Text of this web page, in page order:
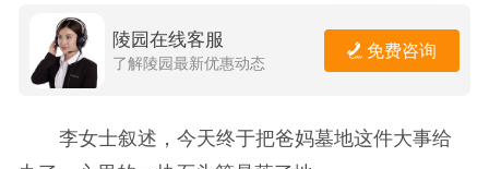
陵园在线客服
了解陵园最新优惠动态
免费咨询
李女士叙述，今天终于把爸妈墓地这件大事给